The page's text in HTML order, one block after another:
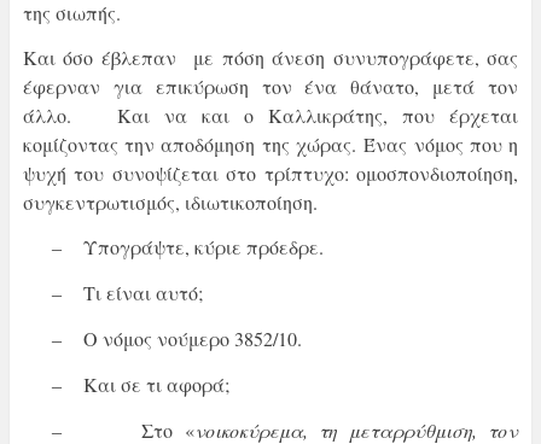
της σιωπής.
Και όσο έβλεπαν με πόση άνεση συνυπογράφετε, σας
έφερναν για επικύρωση τον ένα θάνατο, μετά τον
άλλο. Και να και ο Καλλικράτης, που έρχεται
κομίζοντας την αποδόμηση της χώρας. Ένας νόμος που η
ψυχή του συνοψίζεται στο τρίπτυχο: ομοσπονδιοποίηση,
συγκεντρωτισμός, ιδιωτικοποίηση.
– Υπογράψτε, κύριε πρόεδρε.
– Τι είναι αυτό;
– Ο νόμος νούμερο 3852/10.
– Και σε τι αφορά;
– Στο «νοικοκύρεμα, τη μεταρρύθμιση, τον